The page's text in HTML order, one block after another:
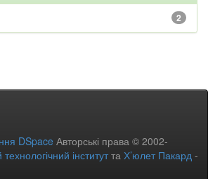
2
DSpace Авторські права © 2002-
інститутта Х’юлет Пакард -